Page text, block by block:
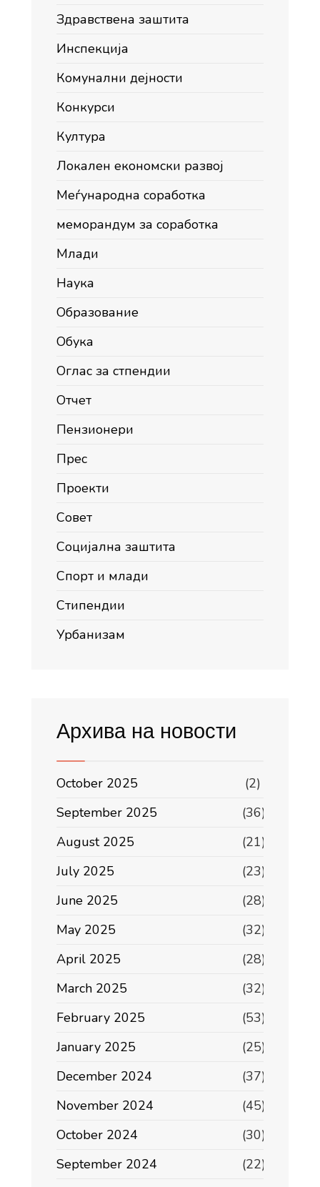
Здравствена заштита
Инспекција
Комунални дејности
Конкурси
Култура
Локален економски развој
Меѓународна соработка
меморандум за соработка
Млади
Наука
Образование
Обука
Оглас за стпендии
Отчет
Пензионери
Прес
Проекти
Совет
Социјална заштита
Спорт и млади
Стипендии
Урбанизам
Архива на новости
October 2025
(2)
September 2025
(36)
August 2025
(21)
July 2025
(23)
June 2025
(28)
May 2025
(32)
April 2025
(28)
March 2025
(32)
February 2025
(53)
January 2025
(25)
December 2024
(37)
November 2024
(45)
October 2024
(30)
September 2024
(22)